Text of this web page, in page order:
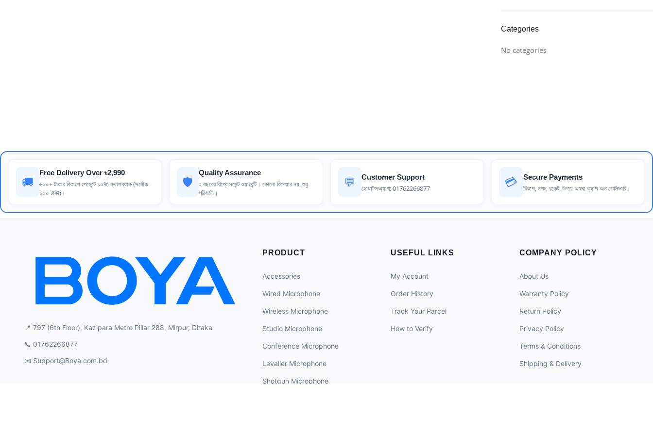
Categories
No categories
🚚
Free Delivery Over ৳2,990
৬০০+ টাকার বিকাশে পেমেন্টে ১০% ক্যাশব্যাক (সর্বোচ্চ
১৫০ টাকা)।
🛡️
Quality Assurance
২ বছরের রিপ্লেসমেন্ট ওয়ারেন্টি। কোনো রিপেয়ার নয়, শুধু
পরিবর্তন।
💬 Customer Support
হোয়াটসঅ্যাপ: 01762266877 💳 Secure Payments
বিকাশ, নগদ, রকেট, উপায় অথবা ক্যাশ অন ডেলিভারি।
📍 797 (6th Floor), Kazipara Metro Pillar 288, Mirpur, Dhaka
📞 01762266877
📧 Support@Boya.com.bd
PRODUCT
Accessories
Wired Microphone
Wireless Microphone
Studio Microphone
Conference Microphone
Lavalier Microphone
Shotgun Microphone
USEFUL LINKS
My Account
Order History
Track Your Parcel
How to Verify
COMPANY POLICY
About Us
Warranty Policy
Return Policy
Privacy Policy
Terms & Conditions
Shipping & Delivery